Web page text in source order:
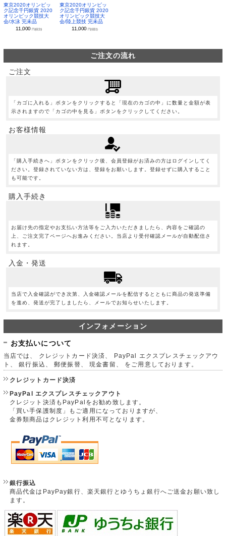
東京2020オリンピッ
ク記念千円銀貨 2020
オリンピック競技大
会/水泳 完未品
11,000円(税別)
東京2020オリンピッ
ク記念千円銀貨 2020
オリンピック競技大
会/陸上競技 完未品
11,000 円(税別)
ご注文の流れ
ご注文
「カゴに入れる」ボタンをクリックすると「現在のカゴの中」に数量と金額が表
示されますので「カゴの中を見る」ボタンをクリックしてください。
お客様情報
「購入手続きへ」ボタンをクリック後、会員登録がお済みの方はログインしてく
ださい。登録されていない方は、登録をお願いします。登録せずに購入すること
も可能です。
購入手続き
お届け先の指定やお支払い方法等をご入力いただきましたら、内容をご確認の
上、ご注文完了ページへお進みください。当店より受付確認メールが自動配信さ
れます。
入金・発送
当店で入金確認ができ次第、入金確認メールを配信するとともに商品の発送準備
を進め、発送が完了しましたら、メールでお知らせいたします。
インフォメーション
お支払いについて
当店では、 クレジットカード決済、 PayPal エクスプレスチェックアウ
ト、 銀行振込、 郵便振替、 現金書留、 をご用意しております。
クレジットカード決済
PayPal エクスプレスチェックアウト
クレジット決済もPayPalをお勧め致します。
「買い手保護制度」もご適用になっておりますが、
金券類商品はクレジット利用不可となります。
銀行振込
商品代金はPayPay銀行、楽天銀行とゆうちょ銀行へご送金お願い致し
ます。